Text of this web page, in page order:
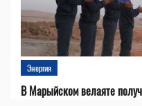
Энергия
В Марыйском велаяте